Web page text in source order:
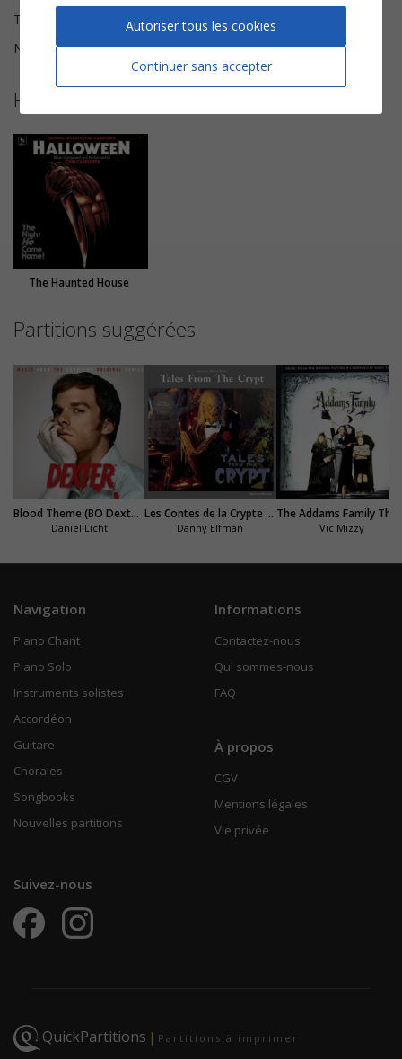
Tonalité
Do majeur
Nombre de pages
2
Plus de partitions de John Carpenter
The Haunted House
Partitions suggérées
Blood Theme (BO Dexter)
Daniel Licht
Les Contes de la Crypte (Thème)
Danny Elfman Vic Mizzy
Navigation
Piano Chant
Piano Solo
Instruments solistes
Accordéon
Guitare
Chorales
Songbooks
Nouvelles partitions
Informations
Contactez-nous
Qui sommes-nous
FAQ
À propos
CGV
Mentions légales
Vie privée
Suivez-nous
QuickPartitions | Partitions à imprimer
Continuer sans accepter
Autoriser tous les cookies